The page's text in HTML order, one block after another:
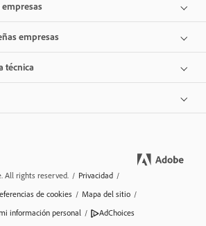
empresas
técnica
All rights reserved. / Privacidad /
de cookies / Mapa del sitio /
información personal / AdChoices